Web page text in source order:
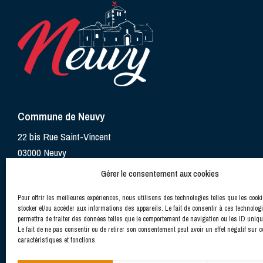
Gérer le consentement aux cookies
Pour offrir les meilleures expériences, nous utilisons des technologies telles que les
stocker et/ou accéder aux informations des appareils. Le fait de consentir à ces
permettra de traiter des données telles que le comportement de navigation ou les ID
Le fait de ne pas consentir ou de retirer son consentement peut avoir un effet négatif sur
caractéristiques et fonctions.
Commune de Neuvy
22 bis Rue Saint-Vincent
03000 Neuvy